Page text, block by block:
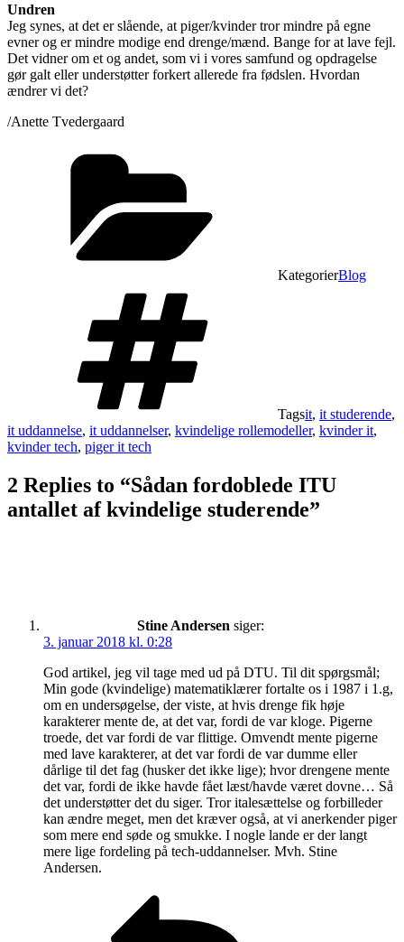
Undren
Jeg synes, at det er slående, at piger/kvinder tror mindre på egne
evner og er mindre modige end drenge/mænd. Bange for at lave fejl.
Det vidner om et og andet, som vi i vores samfund og opdragelse
gør galt eller understøtter forkert allerede fra fødslen. Hvordan
ændrer vi det?
/Anette Tvedergaard
KategorierBlog
Tagsit, it studerende,
it uddannelse, it uddannelser, kvindelige rollemodeller, kvinder it,
kvinder tech, piger it tech
2 Replies to “Sådan fordoblede ITU
antallet af kvindelige studerende”
Stine Andersen siger:
3. januar 2018 kl. 0:28
God artikel, jeg vil tage med ud på DTU. Til dit spørgsmål;
Min gode (kvindelige) matematiklærer fortalte os i 1987 i 1.g,
om en undersøgelse, der viste, at hvis drenge fik høje
karakterer mente de, at det var, fordi de var kloge. Pigerne
troede, det var fordi de var flittige. Omvendt mente pigerne
med lave karakterer, at det var fordi de var dumme eller
dårlige til det fag (husker det ikke lige); hvor drengene mente
det var, fordi de ikke havde fået læst/havde været dovne… Så
det understøtter det du siger. Tror italesættelse og forbilleder
kan ændre meget, men det kræver også, at vi anerkender piger
som mere end søde og smukke. I nogle lande er der langt
mere lige fordeling på tech-uddannelser. Mvh. Stine
Andersen.